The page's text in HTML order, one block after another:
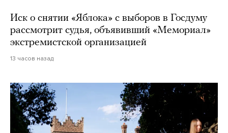
Иск о снятии «Яблока» с выборов в Госдуму
рассмотрит судья, объявивший «Мемориал»
экстремистской организацией
13 часов назад